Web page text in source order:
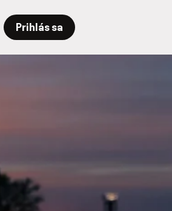
Prihlás sa